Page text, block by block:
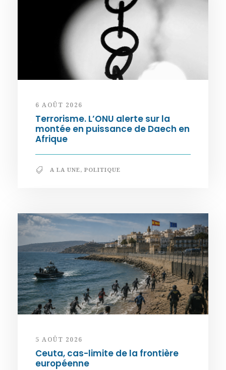
6 AOÛT 2026
Terrorisme. L’ONU alerte sur la
montée en puissance de Daech en
Afrique
A LA UNE, POLITIQUE
5 AOÛT 2026
Ceuta, cas-limite de la frontière
européenne